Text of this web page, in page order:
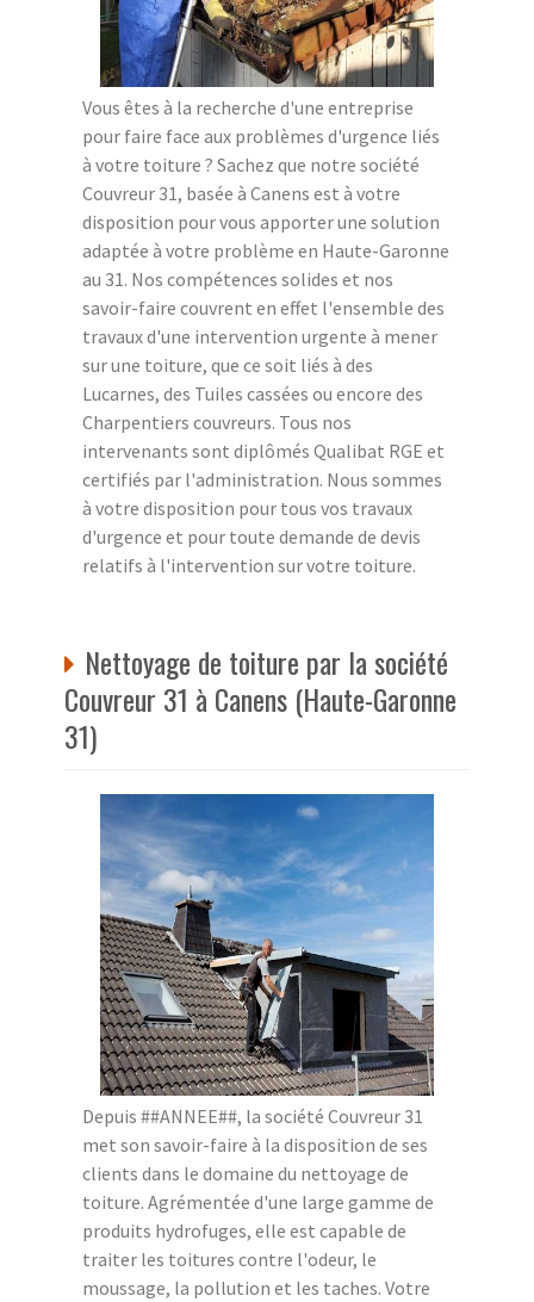
Vous êtes à la recherche d'une entreprise
pour faire face aux problèmes d'urgence liés
à votre toiture ? Sachez que notre société
Couvreur 31, basée à Canens est à votre
disposition pour vous apporter une solution
adaptée à votre problème en Haute-Garonne
au 31. Nos compétences solides et nos
savoir-faire couvrent en effet l'ensemble des
travaux d'une intervention urgente à mener
sur une toiture, que ce soit liés à des
Lucarnes, des Tuiles cassées ou encore des
Charpentiers couvreurs. Tous nos
intervenants sont diplômés Qualibat RGE et
certifiés par l'administration. Nous sommes
à votre disposition pour tous vos travaux
d'urgence et pour toute demande de devis
relatifs à l'intervention sur votre toiture.
Nettoyage de toiture par la société
Couvreur 31 à Canens (Haute-Garonne
31)
Depuis ##ANNEE##, la société Couvreur 31
met son savoir-faire à la disposition de ses
clients dans le domaine du nettoyage de
toiture. Agrémentée d'une large gamme de
produits hydrofuges, elle est capable de
traiter les toitures contre l'odeur, le
moussage, la pollution et les taches. Votre